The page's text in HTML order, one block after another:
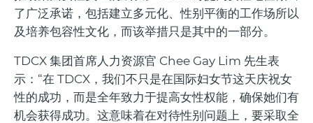
了广泛承诺，包括建立多元化、性别平衡的工作场所以
及培养包容性文化，而该举措只是其中的一部分。
TDCX 集团首席人力资源官 Chee Gay Lim 先生表
示：“在 TDCX，我们不只是在国际妇女节这天庆祝女
性的成功，而是全年致力于提高女性权能，确保她们有
机会获得成功。这意味着在对待性别问题上，要采取全